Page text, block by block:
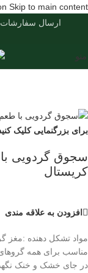
Skip to main content
ارسال سفارشات: حداکثر ۷ روز کاری (با
منو
برای بزرگنمایی کلیک
کریستال
افزودن به علاقه مندی
مواد تشکل دهنده :مغز
مناسب برای همه
در جای خشک و خنک